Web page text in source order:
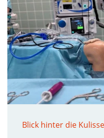
Blick hinter die